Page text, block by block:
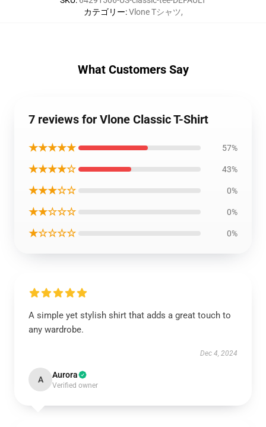
カテゴリー:Vlone Tシャツ,
What Customers Say
7 reviews for Vlone Classic T-Shirt
★★★★★ 57%
★★★★☆ 43%
★★★☆☆ 0%
★★☆☆☆ 0%
★☆☆☆☆ 0%
A simple yet stylish shirt that adds a great touch to
any wardrobe.
Dec 4, 2024
A Aurora
Verified owner